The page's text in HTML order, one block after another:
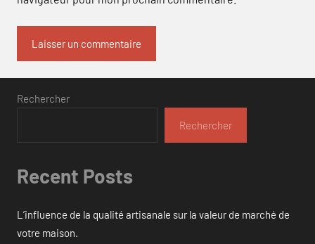
Rechercher
Rechercher
Recent Posts
L’influence de la qualité artisanale sur la valeur de marché de
votre maison.